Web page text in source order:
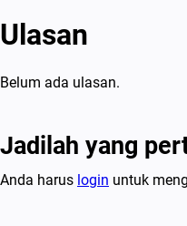
Ulasan
Belum ada ulasan.
Jadilah yang
Anda harus login untuk